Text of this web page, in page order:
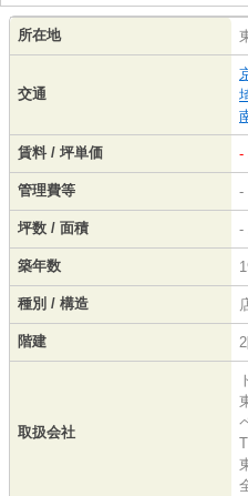
所在地
交通
賃料 / 坪単価 -
管理費等 -
坪数 / 面積 -
築年数
種別 / 構造
階建
取扱会社